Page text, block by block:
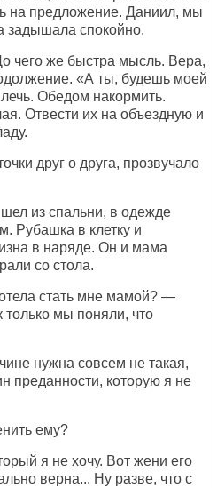
на предложение. Даниил, мы
задышала спокойно.
чего же быстра мысль. Вера,
«А ты, будешь моей
Обедом накормить.
Отвести их на объездную и
друг о друга, прозвучало
из спальни, в одежде
Рубашка в клетку и
в наряде. Он и мама
со стола.
стать мне мамой? —
только мы поняли, что
нужна совсем не такая,
преданности, которую я не
ему?
я не хочу. Вот жени его
верна... Ну разве, что с